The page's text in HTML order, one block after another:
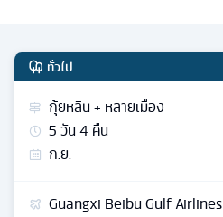
ทั่วไป
กุ้ยหลิน + หลายเมือง
5วัน4 คืน
ก.ย.
Guangxi Beibu Gulf Airlines